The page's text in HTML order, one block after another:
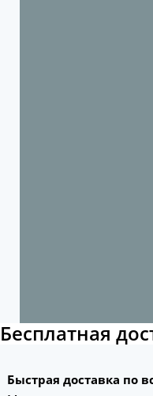
Бесплатная
Быстрая доставка по